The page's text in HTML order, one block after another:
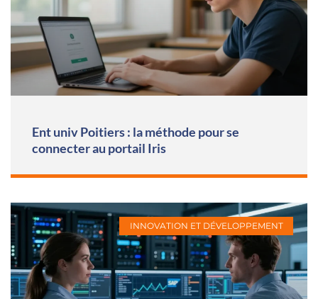
Ent univ Poitiers : la méthode pour se
connecter au portail Iris
INNOVATION ET DÉVELOPPEMENT